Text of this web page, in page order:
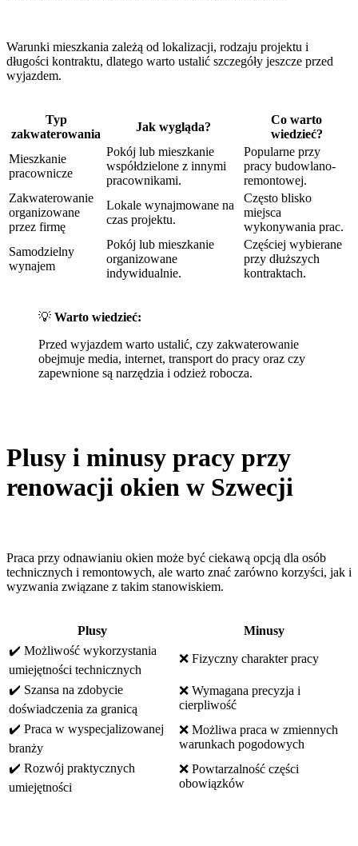
Warunki mieszkania zależą od lokalizacji, rodzaju projektu i
długości kontraktu, dlatego warto ustalić szczegóły jeszcze przed
wyjazdem.
Typ
zakwaterowania
Jak wygląda?
Co warto
wiedzieć?
Mieszkanie
pracownicze
Pokój lub mieszkanie
współdzielone z innymi
pracownikami.
Popularne przy
pracy budowlano-
remontowej.
Zakwaterowanie
organizowane
przez firmę
Lokale wynajmowane na
czas projektu.
Często blisko
miejsca
wykonywania prac.
Samodzielny
wynajem
Pokój lub mieszkanie
organizowane
indywidualnie.
Częściej wybierane
przy dłuższych
kontraktach.
💡 Warto wiedzieć:
Przed wyjazdem warto ustalić, czy zakwaterowanie
obejmuje media, internet, transport do pracy oraz czy
zapewnione są narzędzia i odzież robocza.
Plusy i minusy pracy przy
renowacji okien w Szwecji
Praca przy odnawianiu okien może być ciekawą opcją dla osób
technicznych i remontowych, ale warto znać zarówno korzyści, jak i
wyzwania związane z takim stanowiskiem.
Plusy
Minusy
✔️ Możliwość wykorzystania
umiejętności technicznych
❌ Fizyczny charakter pracy
✔️ Szansa na zdobycie
doświadczenia za granicą
❌ Wymagana precyzja i
cierpliwość
✔️ Praca w wyspecjalizowanej
branży
❌ Możliwa praca w zmiennych
warunkach pogodowych
✔️ Rozwój praktycznych
umiejętności
❌ Powtarzalność części
obowiązków